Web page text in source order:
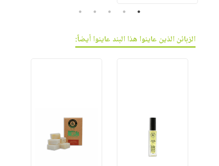
1
2
3
4
5
الزبائن الذين عاينوا هذا البند عاينوا أيضاً: